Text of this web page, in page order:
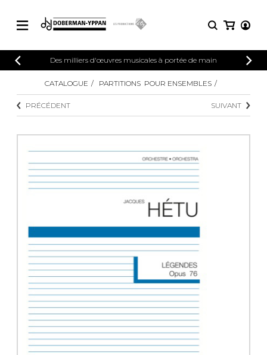
CATALOGUE
Explorez notre catalogue de partitions
riche en œuvres originales et en
arrangements de qualité.
PARTITIONS POUR GUITARE
PARTITIONS POUR ENSEMBLES
AUTRES PRODUITS
Des milliers d'œuvres musicales à portée de main
arrangements de qualité.
PARTITIONS
Méthodes
3 guitares
4 guitares
5 guitares et plus
Orchestre de guitares
Concerto pour
Guitare et un autre
Musique de chambre
CATALOGUE PARTITIONS POUR ENSEMBLES
PRÉCÉDENT SUIVANT